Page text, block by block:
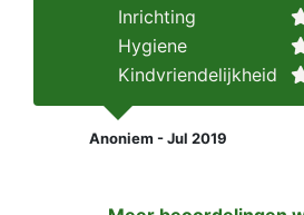
Inrichting
Hygiene
Kindvriendelijkheid
Anoniem - Jul 2019